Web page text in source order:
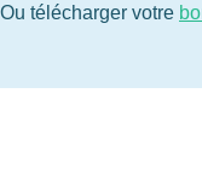
Ou télécharger votre